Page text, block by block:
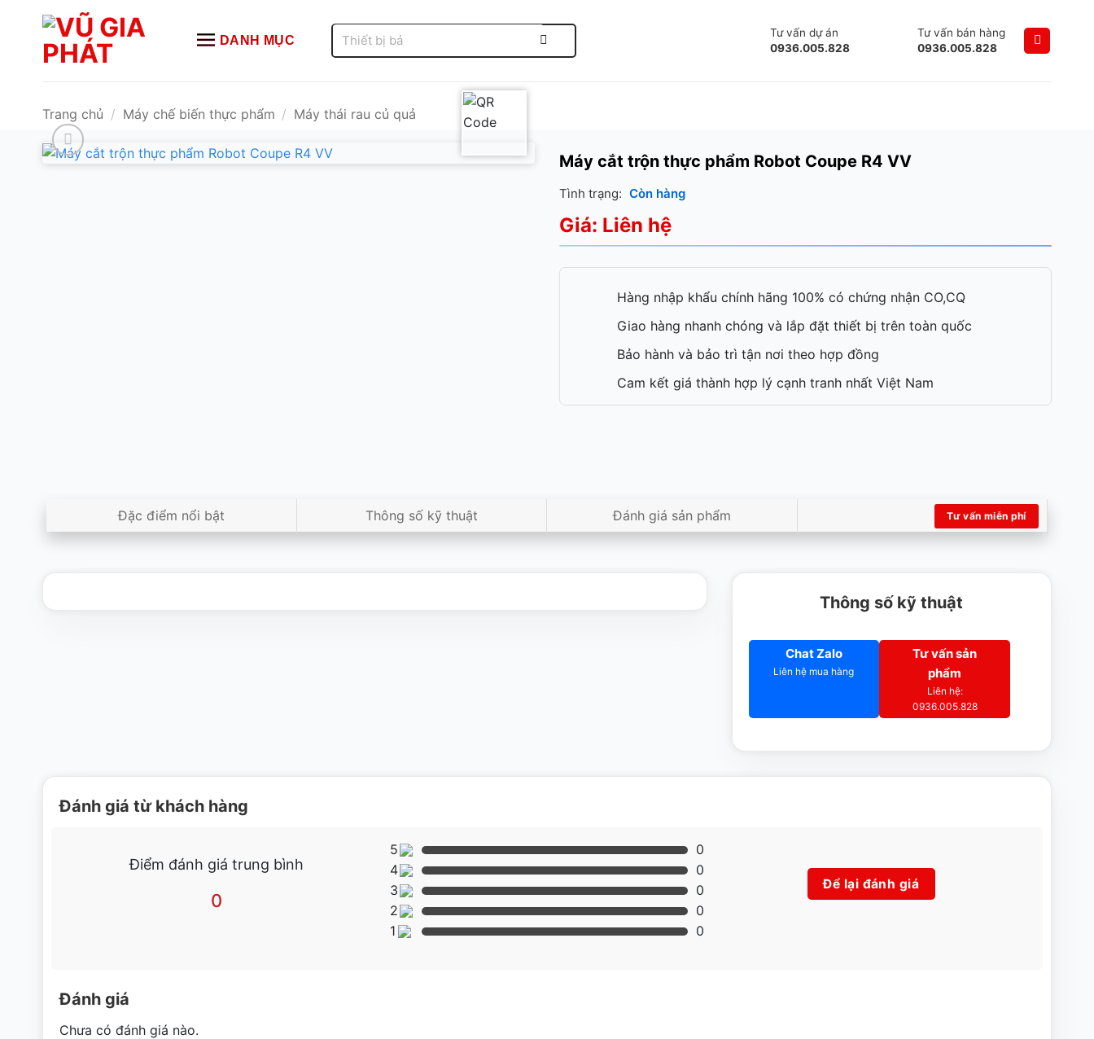
DANH MỤC
kiếm:
Tư vấn dự án
0936.005.828
Tư vấn bán hàng
0936.005.828
Trang chủ / Máy chế biến thực phẩm / Máy thái rau củ quả
Máy cắt trộn thực phẩm Robot Coupe R4 VV
Tình trạng: Còn hàng
Giá: Liên hệ
Hàng nhập khẩu chính hãng 100% có chứng nhận CO,CQ
Giao hàng nhanh chóng và lắp đặt thiết bị trên toàn quốc
Bảo hành và bảo trì tận nơi theo hợp đồng
Cam kết giá thành hợp lý cạnh tranh nhất Việt Nam
Đặc điểm nổi bật Thông số kỹ thuật Đánh giá sản phẩm Tư vấn miễn phí
Thông số kỹ thuật
Chat Zalo
Liên hệ mua hàng
Tư vấn sản
phẩm
Liên hệ:
0936.005.828
Đánh giá từ khách hàng
Điểm đánh giá trung bình
0
5
0
4
0
3
0
2
0
1
0
Để lại đánh giá
Đánh giá
Chưa có đánh giá nào.